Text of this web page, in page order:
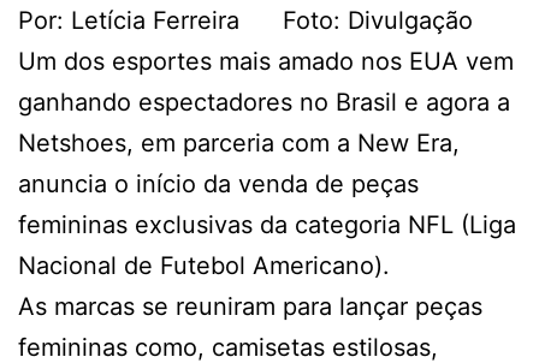
Por: Letícia Ferreira Foto: Divulgação
Um dos esportes mais amado nos EUA vem
ganhando espectadores no Brasil e agora a
Netshoes, em parceria com a New Era,
anuncia o início da venda de peças
femininas exclusivas da categoria NFL (Liga
Nacional de Futebol Americano).
As marcas se reuniram para lançar peças
femininas como, camisetas estilosas,